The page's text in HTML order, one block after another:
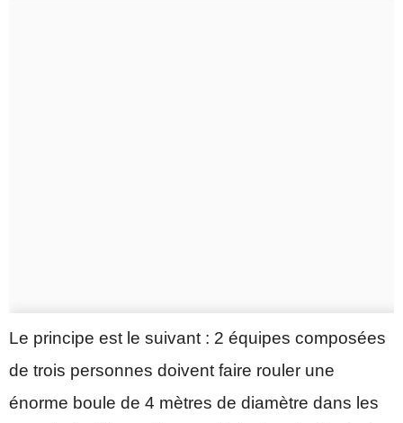
Le principe est le suivant : 2 équipes composées
de trois personnes doivent faire rouler une
énorme boule de 4 mètres de diamètre dans les